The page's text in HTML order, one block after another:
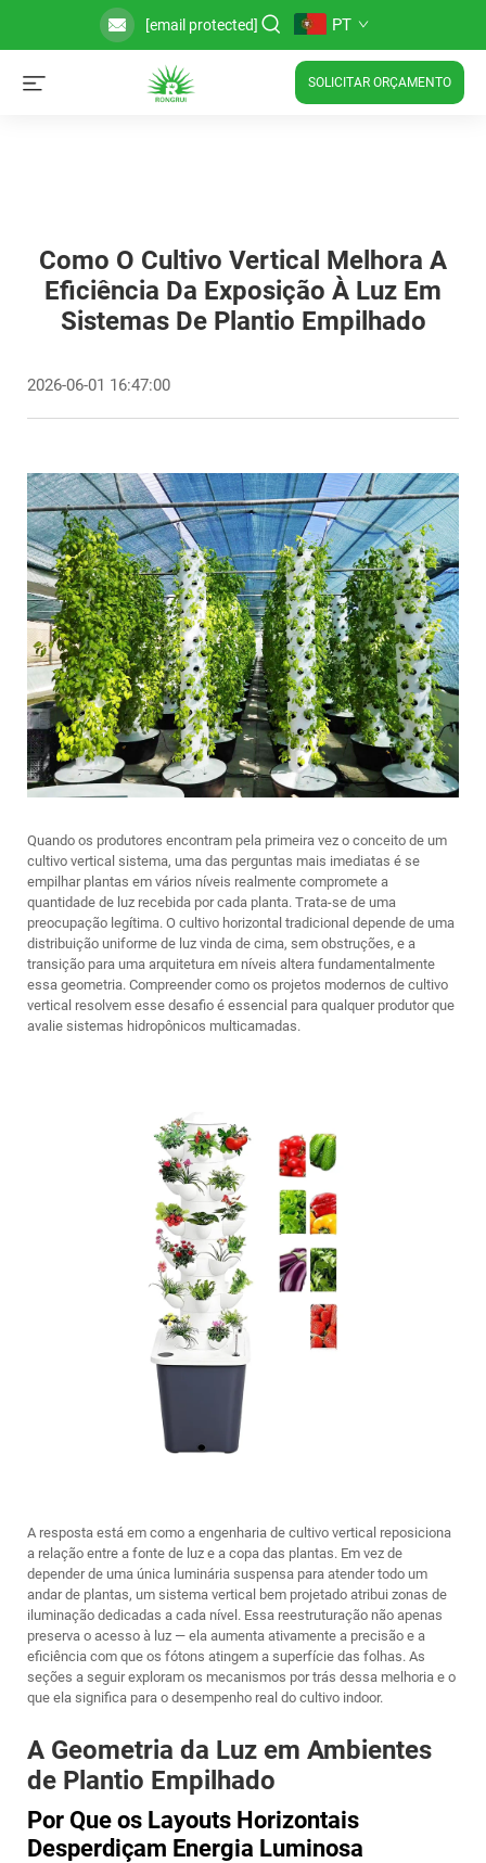
[email protected] PT
SOLICITAR ORÇAMENTO
Como O Cultivo Vertical Melhora A
Eficiência Da Exposição À Luz Em
Sistemas De Plantio Empilhado
2026-06-01 16:47:00
Quando os produtores encontram pela primeira vez o conceito de um
cultivo vertical sistema, uma das perguntas mais imediatas é se
empilhar plantas em vários níveis realmente compromete a
quantidade de luz recebida por cada planta. Trata-se de uma
preocupação legítima. O cultivo horizontal tradicional depende de uma
distribuição uniforme de luz vinda de cima, sem obstruções, e a
transição para uma arquitetura em níveis altera fundamentalmente
essa geometria. Compreender como os projetos modernos de cultivo
vertical resolvem esse desafio é essencial para qualquer produtor que
avalie sistemas hidropônicos multicamadas.
A resposta está em como a engenharia de cultivo vertical reposiciona
a relação entre a fonte de luz e a copa das plantas. Em vez de
depender de uma única luminária suspensa para atender todo um
andar de plantas, um sistema vertical bem projetado atribui zonas de
iluminação dedicadas a cada nível. Essa reestruturação não apenas
preserva o acesso à luz — ela aumenta ativamente a precisão e a
eficiência com que os fótons atingem a superfície das folhas. As
seções a seguir exploram os mecanismos por trás dessa melhoria e o
que ela significa para o desempenho real do cultivo indoor.
A Geometria da Luz em Ambientes
de Plantio Empilhado
Por Que os Layouts Horizontais
Desperdiçam Energia Luminosa